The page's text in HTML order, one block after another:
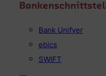
Bank Unifyer
ebics
SWIFT